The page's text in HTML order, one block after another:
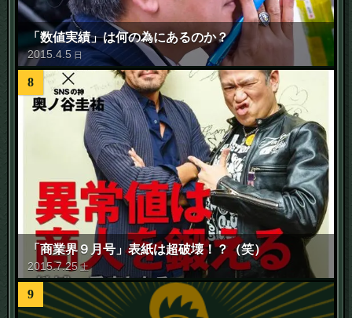
「数値実績」は何の為にあるのか？
2015 .4 .5 日
8
「商業界９月号」表紙は超破壊！？（笑）
2015.7.25 土
9